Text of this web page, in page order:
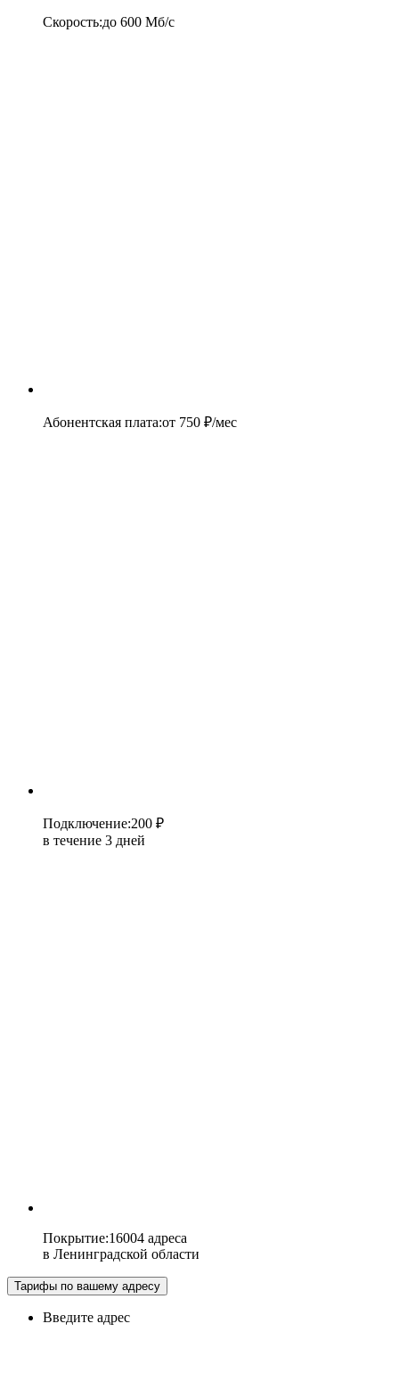
Скорость:до 600 Мб/c
Абонентская плата:от 750 ₽/мес
Подключение:200 ₽
в течение 3 дней
Покрытие:16004 адреса
в Ленинградской области
Тарифы по вашему адресу
Введите адрес